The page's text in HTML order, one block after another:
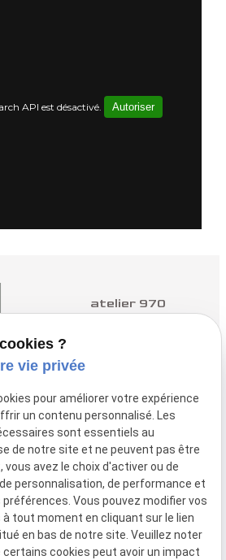
API est désactivé. Autoriser
atelier 970
nous contacter :
02.35.96.98.50
nous trouver :
3 Q Rue des
Près, 76190 YVETOT
Politique de
confidentialité
Gestion
?
vie privée
pour améliorer votre expérience
un contenu personnalisé. Les
sont essentiels au
de notre site et ne peuvent pas être
avez le choix d'activer ou de
personnalisation, de performance et
Vous pouvez modifier vos
tout moment en cliquant sur le lien
en bas de notre site. Veuillez noter
cookies peut avoir un impact